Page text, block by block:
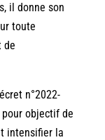
il donne son
toute
de
n°2022-
pour objectif de
intensifier la